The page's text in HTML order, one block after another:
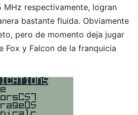
MHz respectivamente, logran
bastante fluida. Obviamente
pero de momento deja jugar
Fox y Falcon de la franquicia